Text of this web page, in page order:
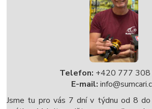
Telefon: +420 777 308
E-mail:
Jsme tu pro vás 7 dní v týdnu od 8